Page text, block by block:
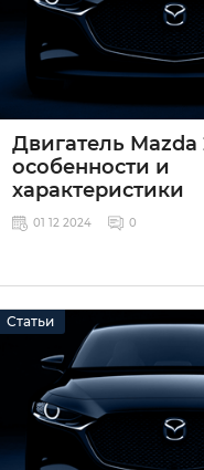
Двигатель Mazda
особенности и
характеристики
01 12 2024 0
Статьи